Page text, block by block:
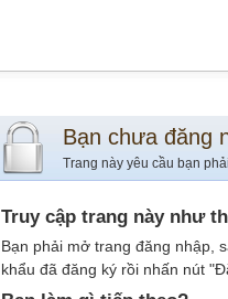
Bạn chưa đăng
Trang này yêu cầu bạn
Truy cập trang này như
Bạn phải mở trang đăng nhập,
khẩu đã đăng ký rồi nhấn nút